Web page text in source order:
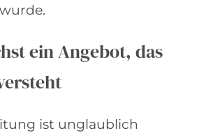
ein Angebot, das
ist unglaublich